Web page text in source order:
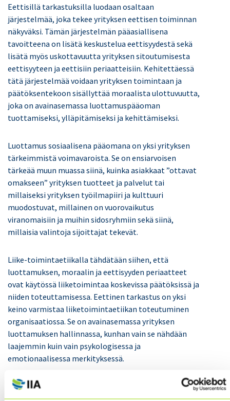
Eettisillä tarkastuksilla luodaan osaltaan
järjestelmää, joka tekee yrityksen eettisen toiminnan
näkyväksi. Tämän järjestelmän pääasiallisena
tavoitteena on lisätä keskustelua eettisyydestä sekä
lisätä myös uskottavuutta yrityksen sitoutumisesta
eettisyyteen ja eettisiin periaatteisiin. Kehitettäessä
tätä järjestelmää voidaan yrityksen toimintaan ja
päätöksentekoon sisällyttää moraalista ulottuvuutta,
joka on avainasemassa luottamuspääoman
tuottamiseksi, ylläpitämiseksi ja kehittämiseksi.
Luottamus sosiaalisena pääomana on yksi yrityksen
tärkeimmistä voimavaroista. Se on ensiarvoisen
tärkeää muun muassa siinä, kuinka asiakkaat ”ottavat
omakseen” yrityksen tuotteet ja palvelut tai
millaiseksi yrityksen työilmapiiri ja kulttuuri
muodostuvat, millainen on vuorovaikutus
viranomaisiin ja muihin sidosryhmiin sekä siinä,
millaisia valintoja sijoittajat tekevät.
Liike-toimintaetiikalla tähdätään siihen, että
luottamuksen, moraalin ja eettisyyden periaatteet
ovat käytössä liiketoimintaa koskevissa päätöksissä ja
niiden toteuttamisessa. Eettinen tarkastus on yksi
keino varmistaa liiketoimintaetiikan toteutuminen
organisaatiossa. Se on avainasemassa yrityksen
luottamuksen hallinnassa, kunhan vain se nähdään
laajemmin kuin vain psykologisessa ja
emotionaalisessa merkityksessä.
Yrityksen eettisen toiminnan yksi kulmakivistä on
sitoumusten täyttäminen sidosryhmiin nähden. Yksi